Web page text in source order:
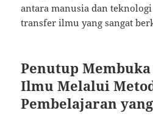
antara manusia dan
transfer ilmu yang sangat
Penutup
Ilmu Melalui
Pembelajaran